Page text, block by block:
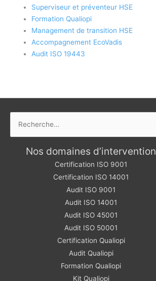
Superviseur et préventeur HSE
Formation Qualiopi
Management de transition HSE
Accompagnement EcoVadis
Audit ISO 19443
Nos domaines d’intervention
Certification ISO 9001
Certification ISO 14001
Audit ISO 9001
Audit ISO 14001
Audit ISO 45001
Audit ISO 50001
Certification Qualiopi
Audit Qualiopi
Formation Qualiopi
Kit Qualiopi